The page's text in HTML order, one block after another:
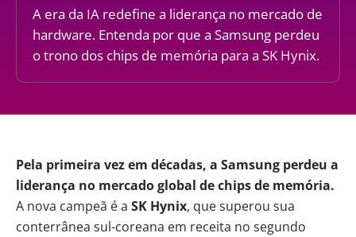
A era da IA redefine a liderança no mercado de
hardware. Entenda por que a Samsung perdeu
o trono dos chips de memória para a SK Hynix.
Pela primeira vez em décadas, a Samsung perdeu a
liderança no mercado global de chips de memória.
A nova campeã é a SK Hynix, que superou sua
conterrânea sul-coreana em receita no segundo